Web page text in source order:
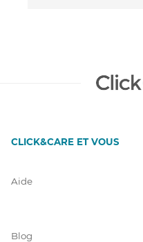
CLICK&CARE ET VOUS
Aide
Blog